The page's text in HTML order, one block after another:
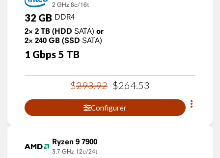
2 GHz 8c/16t
32 GB DDR4
2× 2 TB (HDD SATA) or
2× 240 GB (SSD SATA)
1 Gbps 5 TB
$293.92 $264.53
Configurer
Ryzen 9 7900
3.7 GHz 12c/24t